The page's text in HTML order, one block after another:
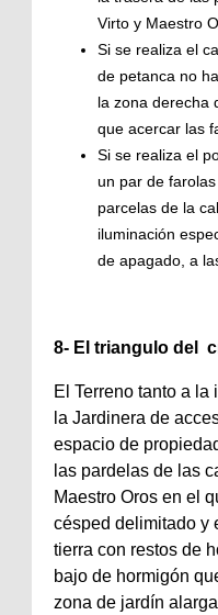
Virto y Maestro
Si se realiza el
de petanca no
la zona derecha
que acercar las
Si se realiza el
un par de
parcelas de la
iluminación
de apagado, a
8- El triangulo del
El Terreno tanto a
la Jardinera de
espacio de
las pardelas de las
Maestro Oros en el
césped delimitado y
tierra con restos de
bajo de hormigón
zona de jardín